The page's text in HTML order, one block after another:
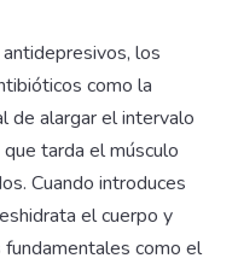
los
como la
de alargar el intervalo
tarda el músculo
Cuando introduces
el cuerpo y
como el